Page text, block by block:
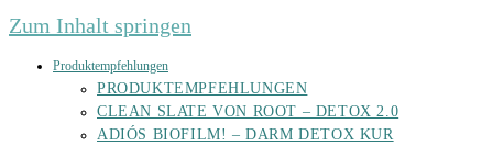
Zum Inhalt springen
Produktempfehlungen
PRODUKTEMPFEHLUNGEN
CLEAN SLATE VON ROOT – DETOX 2.0
ADIÓS BIOFILM! – DARM DETOX KUR